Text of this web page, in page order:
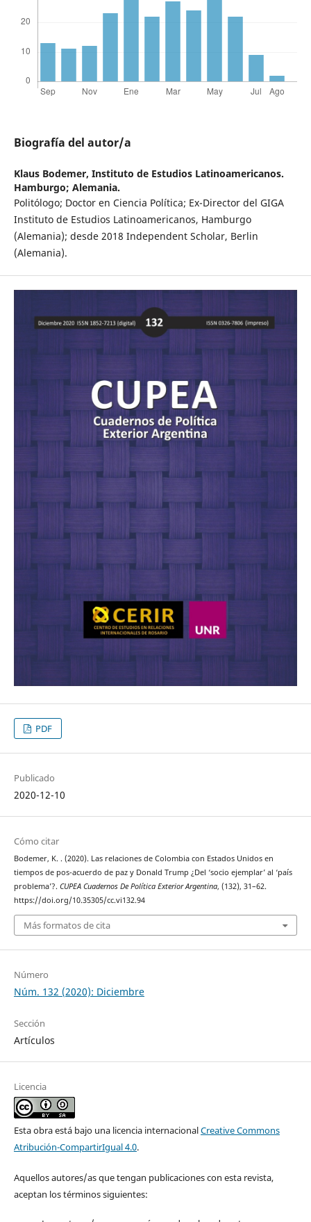
Biografía del autor/a
Klaus Bodemer, Instituto de Estudios Latinoamericanos.
Hamburgo; Alemania.
Politólogo; Doctor en Ciencia Política; Ex-Director del GIGA
Instituto de Estudios Latinoamericanos, Hamburgo
(Alemania); desde 2018 Independent Scholar, Berlin
(Alemania).
PDF
Publicado
2020-12-10
Cómo citar
Bodemer, K. . (2020). Las relaciones de Colombia con Estados Unidos en
tiempos de pos-acuerdo de paz y Donald Trump ¿Del ‘socio ejemplar’ al ‘país
problema’?. CUPEA Cuadernos De Política Exterior Argentina, (132), 31–62.
https://doi.org/10.35305/cc.vi132.94
Más formatos de cita
Número
Núm. 132 (2020): Diciembre
Sección
Artículos
Licencia
Esta obra está bajo una licencia internacionalCreative Commons
Atribución-CompartirIgual 4.0.
Aquellos autores/as que tengan publicaciones con esta revista,
aceptan los términos siguientes: